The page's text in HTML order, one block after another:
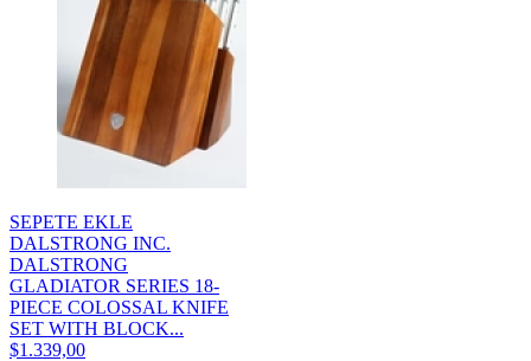
SEPETE EKLE
DALSTRONG INC.
DALSTRONG
GLADIATOR SERIES 18-
PIECE COLOSSAL KNIFE
SET WITH BLOCK...
$1.339,00